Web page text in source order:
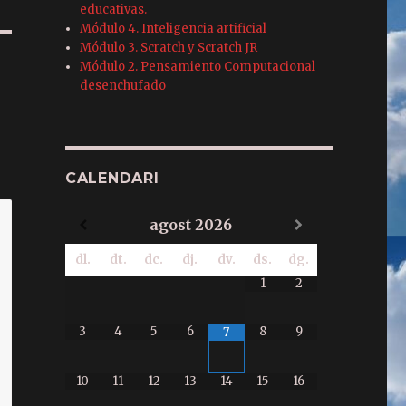
educativas.
Módulo 4. Inteligencia artificial
Módulo 3. Scratch y Scratch JR
Módulo 2. Pensamiento Computacional
desenchufado
CALENDARI
agost 2026
dl. dt. dc. dj. dv. ds.
dg.
1
2
3 4 5 6 7 8 9
10 11 12 13 14 15 16